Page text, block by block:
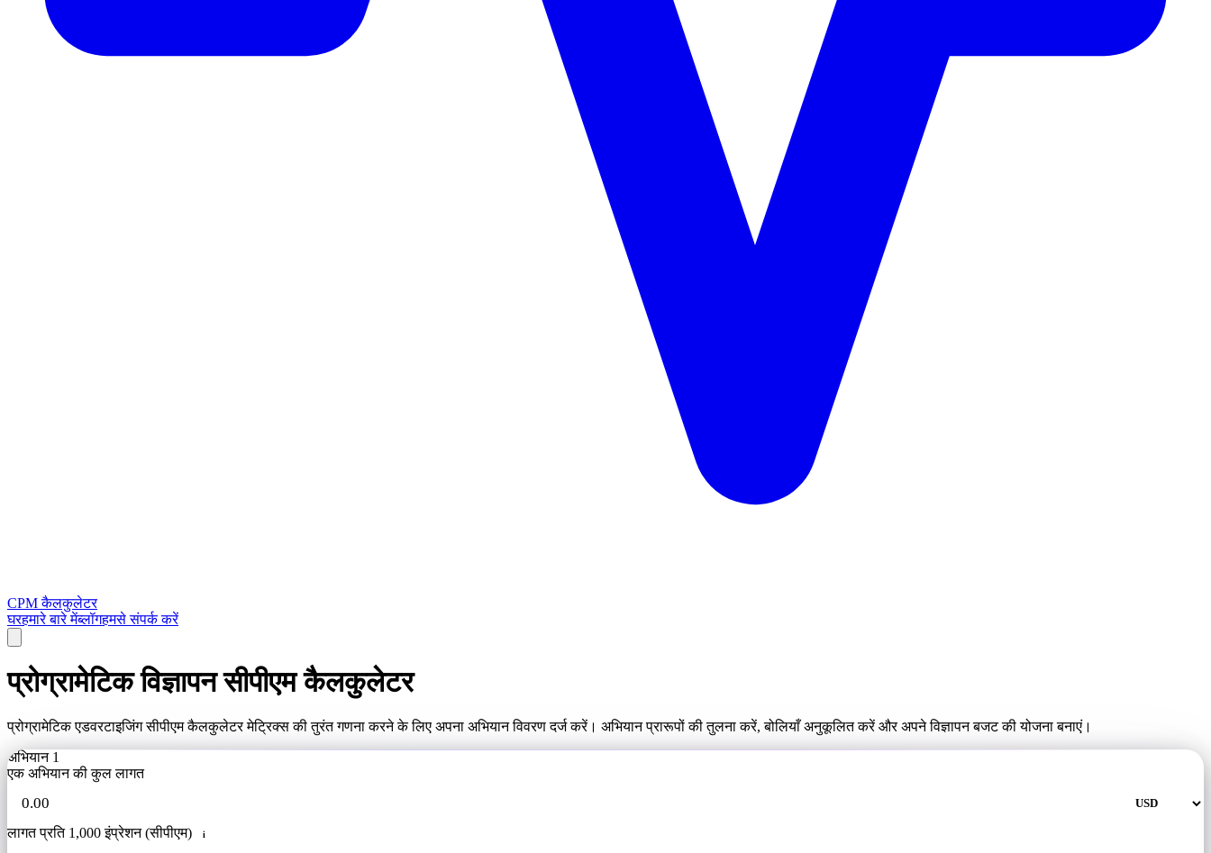
CPM कैलकुलेटर
घरहमारे बारे मेंब्लॉगहमसे संपर्क करें
प्रोग्रामेटिक विज्ञापन सीपीएम कैलकुलेटर
प्रोग्रामेटिक एडवरटाइजिंग सीपीएम कैलकुलेटर मेट्रिक्स की तुरंत गणना करने के लिए अपना अभियान विवरण दर्ज करें। अभियान प्रारूपों की तुलना करें, बोलियाँ अनुकूलित करें और अपने विज्ञापन बजट की योजना बनाएं।
अभियान 1
एक अभियान की कुल लागत
लागत प्रति 1,000 इंप्रेशन (सीपीएम) i